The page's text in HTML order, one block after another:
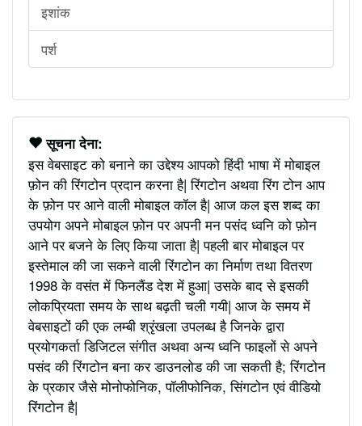
इशांक
पर्श
सूचना देना:
इस वेबसाइट को बनाने का उद्देश्य आपको हिंदी भाषा में मोबाइल
फ़ोन की रिंगटोन प्रदान करना है| रिंगटोन अथवा रिंग टोन आप
के फ़ोन पर आने वाली मोबाइल कॉल है| आज कल इस शब्द का
उपयोग अपने मोबाइल फ़ोन पर अपनी मन पसंद ध्वनि को फ़ोन
आने पर बजने के लिए किया जाता है| पहली बार मोबाइल पर
इस्तेमाल की जा सकने वाली रिंगटोन का निर्माण तथा वितरण
1998 के वसंत में फिनलैंड देश में हुआ| उसके बाद से इसकी
लोकप्रियता समय के साथ बढ़ती चली गयी| आज के समय में
वेबसाइटों की एक लम्बी श्रृंखला उपलब्ध है जिनके द्वारा
प्रयोगकर्ता डिजिटल संगीत अथवा अन्य ध्वनि फाइलों से अपने
पसंद की रिंगटोन बना कर डाउनलोड की जा सकती है; रिंगटोन
के प्रकार जैसे मोनोफोनिक, पॉलीफोनिक, सिंगटोन एवं वीडियो
रिंगटोन है|